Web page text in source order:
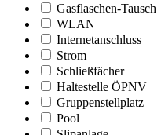
Gasflaschen-Tausch
WLAN
Internetanschluss
Strom
Schließfächer
Haltestelle ÖPNV
Gruppenstellplatz
Pool